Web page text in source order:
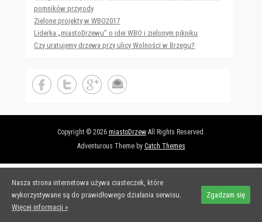
pomników przyrody
Zielone projekty w WBO2017
Liderka „miastoDrzewu” o idei WBO i zielonym pikniku
Czy uratujemy drzewa przy ulicy Wolności w Brzegu?
Copyright © 2026 miastoDrzewAll Rights Reserved.
Adventurous Theme by Catch Themes
Nasza strona internetowa używa ciasteczek, które
wykorzystywane są do prawidłowego działania serwisu.
Więcej informacji »
Zgadzam się